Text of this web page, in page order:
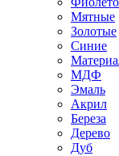
Мятные
Золотые
Синие
МДФ
Эмаль
Акрил
Береза
Дерево
Дуб